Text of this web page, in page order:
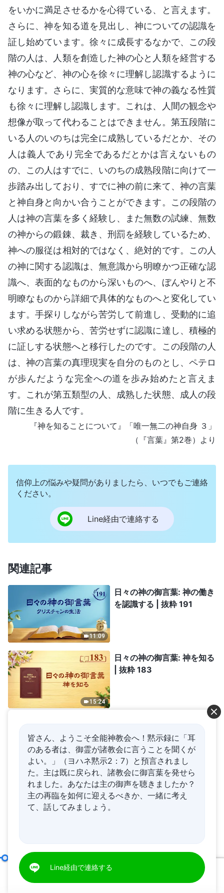
をいかに満足させるかを心得ている、と言えます。
さらに、神を知る道を見出し、神についての認識を
証し始めています。徐々に成長するなかで、この段
階の人は、人類を創造した神の心と人類を経営する
神の心など、神の心を徐々に理解し認識するように
なります。さらに、実質的な意味で神の義なる性質
も徐々に理解し認識します。これは、人間の観念や
想像が取って代わることはできません。第五段階に
いる人のいのちは完全に成熟しているだとか、その
人は義人であり完全であるだとかは言えないもの
の、この人はすでに、いのちの成熟段階に向けて一
歩踏み出しており、すでに神の前に来て、神の言葉
と神自身と向かい合うことができます。この段階の
人は神の言葉を多く経験し、また無数の試練、無数
の神からの鍛錬、裁き、刑罰を経験しているため、
神への服従は相対的ではなく、絶対的です。この人
の神に関する認識は、無意識から明瞭かつ正確な認
識へ、表面的なものから深いものへ、ぼんやりと不
明瞭なものから詳細で具体的なものへと変化してい
ます。手探りしながら苦労して前進し、受動的に追
い求める状態から、苦労せずに認識に達し、積極的
に証しする状態へと移行したのです。この段階の人
は、神の言葉の真理現実を自分のものとし、ペテロ
が歩んだような完全への道を歩み始めたと言えま
す。これが第五類型の人、成熟した状態、成人の段
階に生きる人です。
『神を知ることについて』「唯一無二の神自身 ３」
（『言葉』第2巻）より
信仰上の悩みや疑問がありましたら、いつでもご連絡
ください。
Line経由で連絡する
関連記事
11:09
日々の神の御言葉: 神の働き
を認識する | 抜粋 191
15:24
日々の神の御言葉: 神を知る
| 抜粋 183
10:43
の入り | 抜粋 445
日々の神の御言葉: 宗教的観
念を暴く | 抜粋 295
皆さん、ようこそ全能神教会へ！黙示録に「耳
のある者は、御霊が諸教会に言うことを聞くが
よい。」（ヨハネ黙示2：7）と預言されまし
た。主は既に戻られ、諸教会に御言葉を発せら
れました。あなたは主の御声を聴きましたか？
主の再臨を如何に迎えるべきか、一緒に考え
て、話してみましょう。
Line経由で連絡する
日々の神の御言葉: 神を知る | 抜粋 119